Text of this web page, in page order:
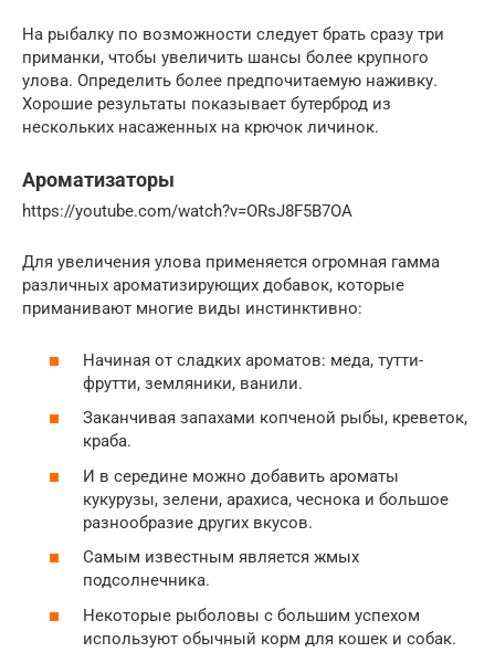
На рыбалку по возможности следует брать сразу три
приманки, чтобы увеличить шансы более крупного
улова. Определить более предпочитаемую наживку.
Хорошие результаты показывает бутерброд из
нескольких насаженных на крючок личинок.
Ароматизаторы
https://youtube.com/watch?v=ORsJ8F5B7OA
Для увеличения улова применяется огромная гамма
различных ароматизирующих добавок, которые
приманивают многие виды инстинктивно:
Начиная от сладких ароматов: меда, тутти-
фрутти, земляники, ванили.
Заканчивая запахами копченой рыбы, креветок,
краба.
И в середине можно добавить ароматы
кукурузы, зелени, арахиса, чеснока и большое
разнообразие других вкусов.
Самым известным является жмых
подсолнечника.
Некоторые рыболовы с большим успехом
используют обычный корм для кошек и собак.